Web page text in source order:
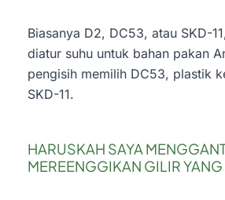
Biasanya D2, DC53, atau SKD-
diatur suhu untuk bahan pakan
pengisih memilih DC53, plastik
SKD-11.
HARUSKAH SAYA
MEREENGGIKAN GILIR